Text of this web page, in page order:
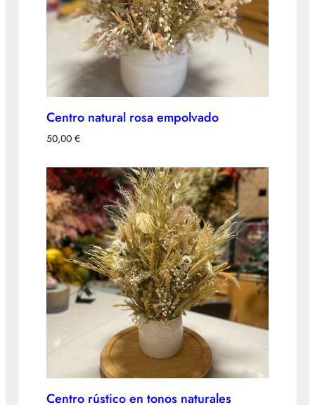
Centro natural rosa empolvado
50,00 €
Centro rústico en tonos naturales